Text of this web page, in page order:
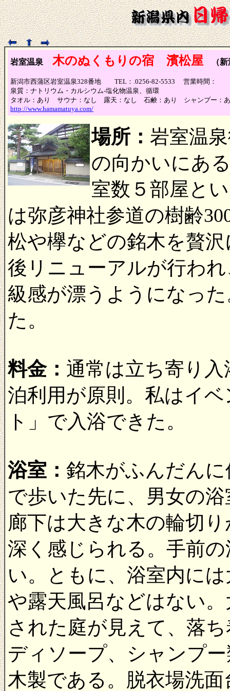
岩室温泉 木のぬくもりの宿 濱松屋 （新
新潟市西蒲区岩室温泉328番地 TEL：.0256-82-5533 営業時間
泉質：ナトリウム・カルシウム-塩化物温泉、循環
タオル：あり サウナ：なし 露天：なし 石鹸：あり シャンプー
http://www.hamamatuya.com/
場所： 岩室温
の向かいにあ
室数５部屋と
は弥彦神社参道の樹齢
松や欅などの銘木を贅
後リニューアルが行わ
級感が漂うようになっ
た。
料金： 通常は立ち寄り
泊利用が原則。私はイ
ト」で入浴できた。
浴室： 銘木がふんだん
で歩いた先に、男女の
廊下は大きな木の輪切
深く感じられる。手前
い。ともに、浴室内に
や露天風呂などはない
された庭が見えて、落
ディソープ、シャンプ
木製である。脱衣場洗